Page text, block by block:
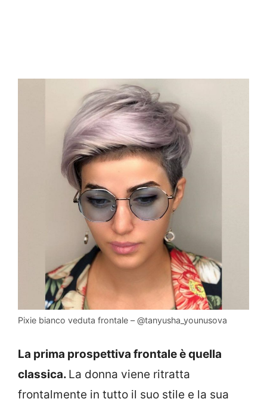
Pixie bianco veduta frontale – @tanyusha_younusova
La prima prospettiva frontale è quella
classica. La donna viene ritratta
frontalmente in tutto il suo stile e la sua